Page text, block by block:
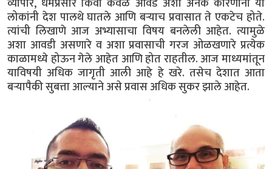
लोकांनी देश पालथे घातले आणि बऱ्याच प्रवासात ते एकटेच होते.
त्यांची लिखाणे आज अभ्यासाचा विषय बनलेली आहेत. त्यामुळे
अशा आवडी असणारे व अशा प्रवासाची गरज ओळखणारे प्रत्येक
काळामध्ये होऊन गेले आहेत आणि होत राहतील. आज माध्यमांतून
याविषयी अधिक जागृती आली आहे हे खरे. तसेच देशात आता
बऱ्यापैकी सुबत्ता आल्याने असे प्रवास अधिक सुकर झाले आहेत.